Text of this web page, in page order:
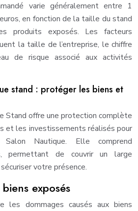
varie généralement entre 1
en fonction de la taille du stand
produits exposés. Les facteurs
la taille de l’entreprise, le chiffre
de risque associé aux activités
stand : protéger les biens et
Stand offre une protection complète
et les investissements réalisés pour
Nautique. Elle comprend
permettant de couvrir un large
votre présence.
exposés
les dommages causés aux biens